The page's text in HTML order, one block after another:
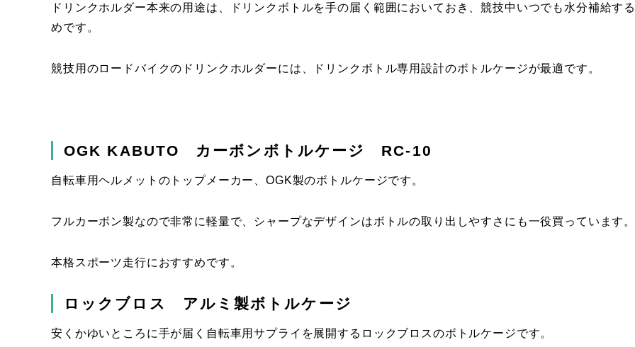
ドリンクホルダー本来の用途は、ドリンクボトルを手の届く範囲においておき、競技中いつでも水分補給す
めです。
競技用のロードバイクのドリンクホルダーには、ドリンクボトル専用設計のボトルケージが最適です。
OGK KABUTO カーボンボトルケージ RC-10
自転車用ヘルメットのトップメーカー、OGK製のボトルケージです。
フルカーボン製なので非常に軽量で、シャープなデザインはボトルの取り出しやすさにも一役買っています
本格スポーツ走行におすすめです。
ロックブロス アルミ製ボトルケージ
安くかゆいところに手が届く自転車用サプライを展開するロックブロスのボトルケージです。